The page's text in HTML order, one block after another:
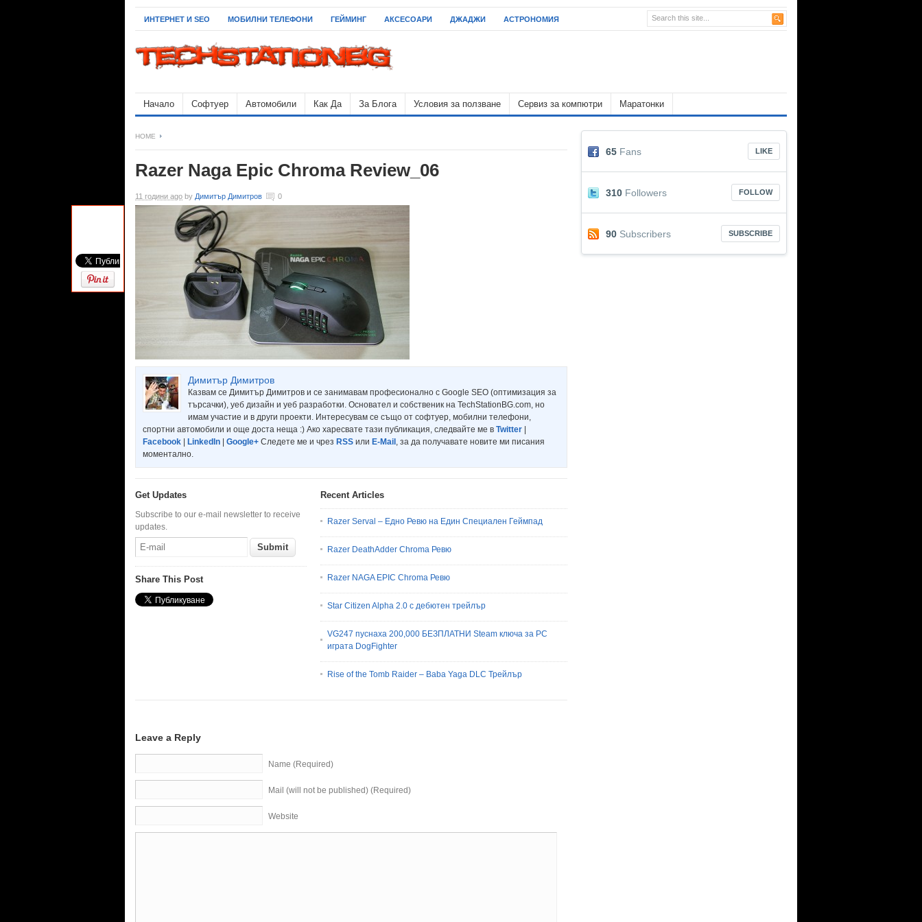
ИНТЕРНЕТ И SEO МОБИЛНИ ТЕЛЕФОНИ ГЕЙМИНГ АКСЕСОАРИ ДЖАДЖИ АСТРОНОМИЯ
Начало Софтуер Автомобили Как Да За Блога Условия за ползване Сервиз за компютри Маратонки
HOME
Razer Naga Epic Chroma Review_06
11 години ago by Димитър Димитров 0
Димитър Димитров
Казвам се Димитър Димитров и се занимавам професионално с Google SEO (оптимизация за
търсачки), уеб дизайн и уеб разработки. Основател и собственик на TechStationBG.com, но
имам участие и в други проекти. Интересувам се също от софтуер, мобилни телефони,
спортни автомобили и още доста неща :) Ако харесвате тази публикация, следвайте ме в Twitter
Facebook
LinkedIn Google+ Следете ме и чрез RSS или E-Mail , за да получавате новите ми писания
моментално.
Get Updates
Subscribe to our e-mail newsletter to receive
updates.
Share This Post
Recent Articles
Razer Serval – Едно Ревю на Един Специален Геймпад
Razer DeathAdder Chroma Ревю
Razer NAGA EPIC Chroma Ревю
Star Citizen Alpha 2.0 с дебютен трейлър
VG247 пуснаха 200,000 БЕЗПЛАТНИ Steam ключа за PC
играта DogFighter
Rise of the Tomb Raider – Baba Yaga DLC Трейлър
Leave a Reply
Name (Required)
Mail (will not be published) (Required)
Website
65 Fans LIKE
310 Followers FOLLOW
90 Subscribers SUBSCRIBE